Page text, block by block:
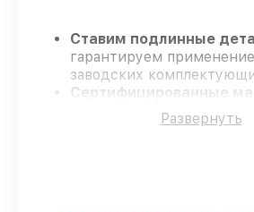
Ставим подлинные
гарантируем
заводских
Сертифицированные
проходят постоянное
подтверждает уровень их
оптического прицела
Развернуть